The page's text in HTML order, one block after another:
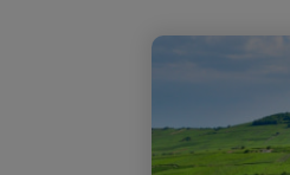
Alsace, par